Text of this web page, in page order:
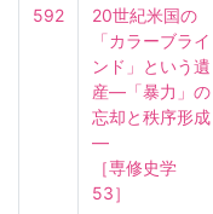
592
20世紀米国の
「カラーブライ
ンド」という遺
産―「暴力」の
忘却と秩序形成
―
［専修史学
53］